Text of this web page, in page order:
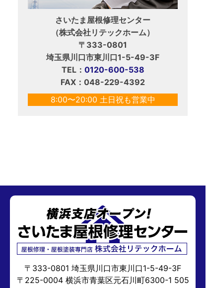
さいたま屋根修理センター
（株式会社リテックホーム）
〒333-0801
埼玉県川口市東川口1-5-49-3F
TEL： 0120-600-538
FAX：048-229-4392
8:00〜20:00 土日祝も営業中
〒333-0801 埼玉県川口市東川口1-5-49-3F
〒225-0004 横浜市青葉区元石川町6300-1 505